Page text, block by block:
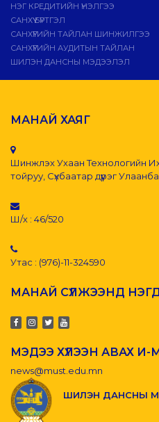
НЭГ КРЕДИТИЙН ҮНЭЛГЭЭ
САНХҮҮ БҮРТГЭЛ
САНХҮҮГИЙН ТАЙЛАН ШИНЖИЛГЭЭ
САНХҮҮГИЙН АУДИТЫН ТАЙЛАН
ШИЛЭН ДАНСНЫ МЭДЭЭЛЭЛ
МАНАЙ ХАЯГ
Шинжлэх Ухаан Технологийн
тойруу, Сүхбаатар дүүрэг
Ш/х : 46/520
Утас : (976)-11-324590
МАНАЙ СҮЛЖЭЭНД
МЭДЭЭ ХҮЛЭЭН АВАХ И-
news@must.edu.mn
ШИЛЭН ДАНСНЫ